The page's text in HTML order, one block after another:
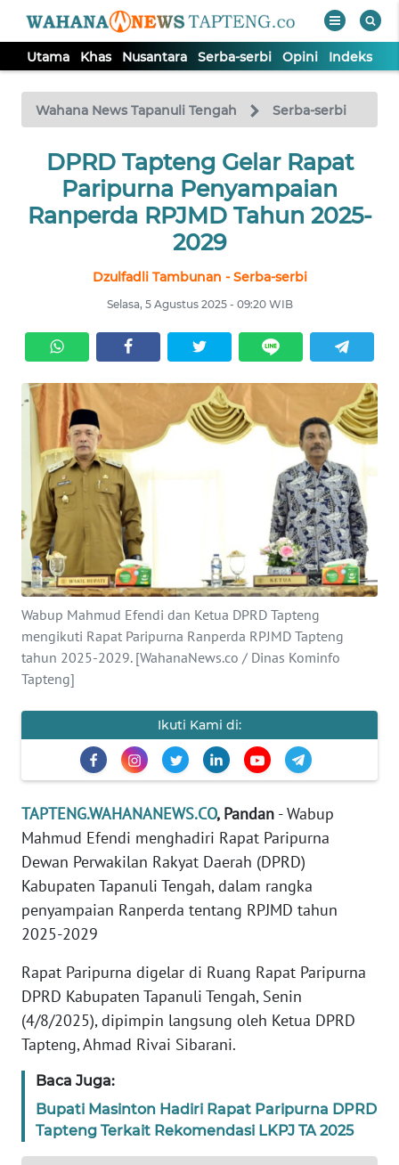
Utama Khas Nusantara Serba-serbi Opini Indeks
Wahana News Tapanuli Tengah Serba-serbi
DPRD Tapteng Gelar Rapat
Paripurna Penyampaian
Ranperda RPJMD Tahun 2025-
2029
Dzulfadli Tambunan - Serba-serbi
Selasa, 5 Agustus 2025 - 09:20 WIB
Wabup Mahmud Efendi dan Ketua DPRD Tapteng
mengikuti Rapat Paripurna Ranperda RPJMD Tapteng
tahun 2025-2029. [WahanaNews.co / Dinas Kominfo
Tapteng]
Ikuti Kami di:
TAPTENG.WAHANANEWS.CO, Pandan - Wabup
Mahmud Efendi menghadiri Rapat Paripurna
Dewan Perwakilan Rakyat Daerah (DPRD)
Kabupaten Tapanuli Tengah, dalam rangka
penyampaian Ranperda tentang RPJMD tahun
2025-2029
Rapat Paripurna digelar di Ruang Rapat Paripurna
DPRD Kabupaten Tapanuli Tengah, Senin
(4/8/2025), dipimpin langsung oleh Ketua DPRD
Tapteng, Ahmad Rivai Sibarani.
Baca Juga:
Bupati Masinton Hadiri Rapat Paripurna DPRD
Tapteng Terkait Rekomendasi LKPJ TA 2025
TV
Tutup
UTAMA
KHAS
SERBI
OPINI
Informasi
INDEKS
BERITA
KONTAK
KAMI
INFO
IKLAN
TENTANG
KAMI
REDAKSI
KARIR
DISCLAIMER
News
Regional
WN
SUMUT
JAKARTA